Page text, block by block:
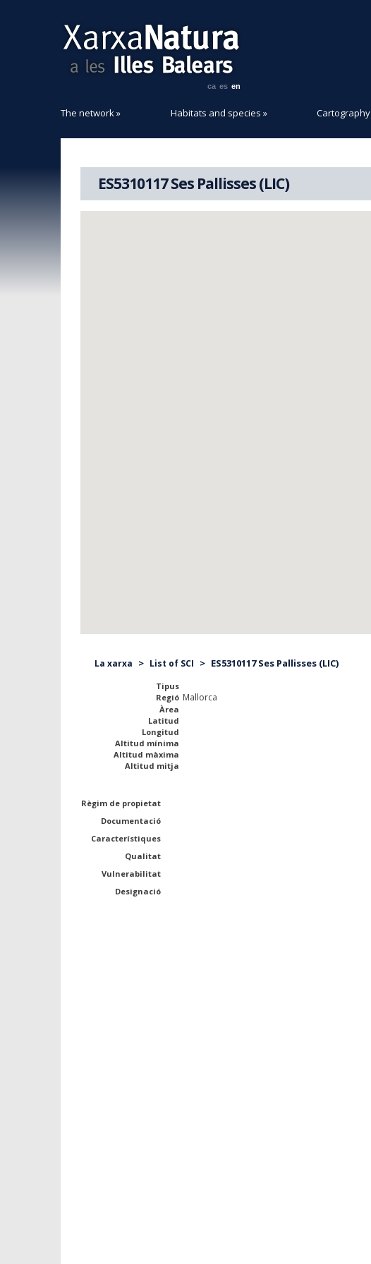
ca es en
The network» Habitats and species » Cartography
ES5310117 Ses Pallisses (LIC)
La xarxa > List of SCI > ES5310117 Ses Pallisses (LIC)
Tipus
Regió Mallorca
Àrea
Latitud
Longitud
Altitud mínima
Altitud màxima
Altitud mitja
Règim de propietat
Documentació
Característiques
Qualitat
Vulnerabilitat
Designació